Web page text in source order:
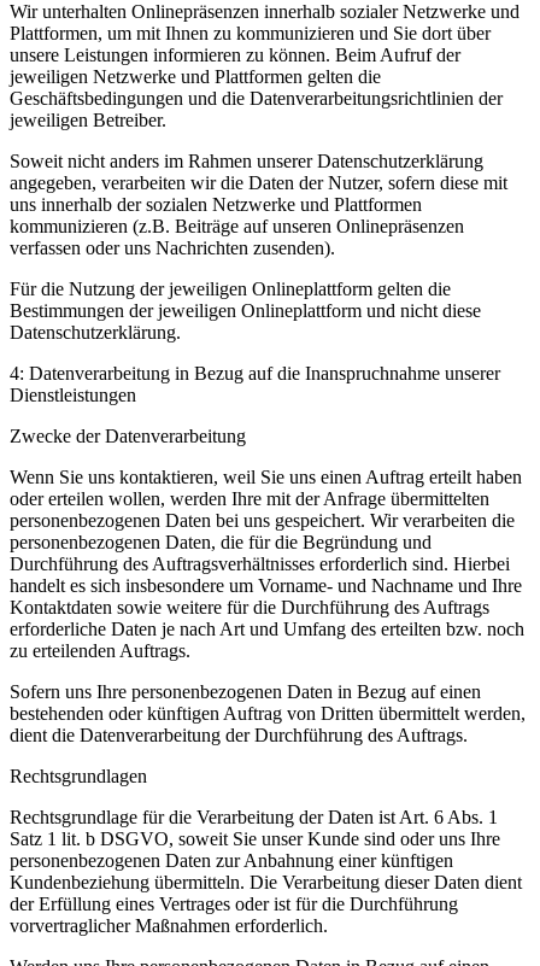
Wir unterhalten Onlinepräsenzen innerhalb sozialer Netzwerke und
Plattformen, um mit Ihnen zu kommunizieren und Sie dort über
unsere Leistungen informieren zu können. Beim Aufruf der
jeweiligen Netzwerke und Plattformen gelten die
Geschäftsbedingungen und die Datenverarbeitungsrichtlinien der
jeweiligen Betreiber.
Soweit nicht anders im Rahmen unserer Datenschutzerklärung
angegeben, verarbeiten wir die Daten der Nutzer, sofern diese mit
uns innerhalb der sozialen Netzwerke und Plattformen
kommunizieren (z.B. Beiträge auf unseren Onlinepräsenzen
verfassen oder uns Nachrichten zusenden).
Für die Nutzung der jeweiligen Onlineplattform gelten die
Bestimmungen der jeweiligen Onlineplattform und nicht diese
Datenschutzerklärung.
4: Datenverarbeitung in Bezug auf die Inanspruchnahme unserer
Dienstleistungen
Zwecke der Datenverarbeitung
Wenn Sie uns kontaktieren, weil Sie uns einen Auftrag erteilt haben
oder erteilen wollen, werden Ihre mit der Anfrage übermittelten
personenbezogenen Daten bei uns gespeichert. Wir verarbeiten die
personenbezogenen Daten, die für die Begründung und
Durchführung des Auftragsverhältnisses erforderlich sind. Hierbei
handelt es sich insbesondere um Vorname- und Nachname und Ihre
Kontaktdaten sowie weitere für die Durchführung des Auftrags
erforderliche Daten je nach Art und Umfang des erteilten bzw. noch
zu erteilenden Auftrags.
Sofern uns Ihre personenbezogenen Daten in Bezug auf einen
bestehenden oder künftigen Auftrag von Dritten übermittelt werden,
dient die Datenverarbeitung der Durchführung des Auftrags.
Rechtsgrundlagen
Rechtsgrundlage für die Verarbeitung der Daten ist Art. 6 Abs. 1
Satz 1 lit. b DSGVO, soweit Sie unser Kunde sind oder uns Ihre
personenbezogenen Daten zur Anbahnung einer künftigen
Kundenbeziehung übermitteln. Die Verarbeitung dieser Daten dient
der Erfüllung eines Vertrages oder ist für die Durchführung
vorvertraglicher Maßnahmen erforderlich.